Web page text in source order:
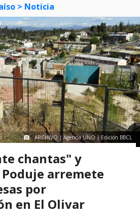
> Noticia
ARCHIVO | Agencia UNO | Edición BBCL
chantas" y
arremete
por
en El Olivar